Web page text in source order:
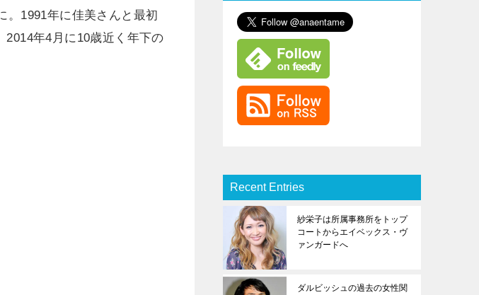
。1991年に佳美さんと最初
年4月に10歳近く年下の
Recent Entries
紗栄子は所属事務所をトップ
コートからエイベックス・ヴ
ァンガードへ
ダルビッシュの過去の女性関